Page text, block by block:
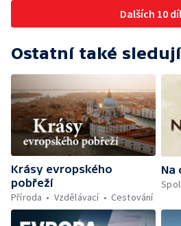
Dalších 10
Ostatní také sledují
Krásy evropského
pobřeží
Příroda
Vzdělávací Cestování
Na